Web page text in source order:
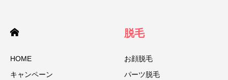
HOME
キャンペーン
脱毛
お顔脱毛
パーツ脱毛